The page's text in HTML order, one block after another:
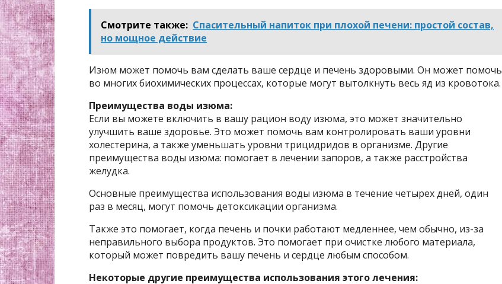
Смотрите также: Спасительный напиток при плохой печени: простой состав,
но мощное действие
Изюм может помочь вам сделать ваше сердце и печень здоровыми. Он может помочь
во многих биохимических процессах, которые могут вытолкнуть весь яд из кровотока.
Преимущества воды изюма:
Если вы можете включить в вашу рацион воду изюма, это может значительно
улучшить ваше здоровье. Это может помочь вам контролировать ваши уровни
холестерина, а также уменьшать уровни трицидридов в организме. Другие
преимущества воды изюма: помогает в лечении запоров, а также расстройства
желудка.
Основные преимущества использования воды изюма в течение четырех дней, один
раз в месяц, могут помочь детоксикации организма.
Также это помогает, когда печень и почки работают медленнее, чем обычно, из-за
неправильного выбора продуктов. Это помогает при очистке любого материала,
который может повредить вашу печень и сердце любым способом.
Некоторые другие преимущества использования этого лечения: